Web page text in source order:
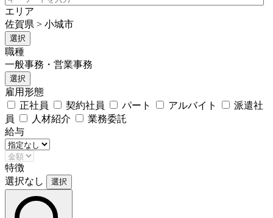
エリア
佐賀県 > 小城市
選択
職種
一般事務・営業事務
選択
雇用形態
正社員
契約社員 パート アルバイト
派遣社
員
人材紹介
業務委託
給与
特徴
選択なし
選択